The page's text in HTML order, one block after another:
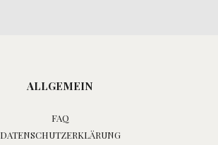
ALLGEMEIN
FAQ
DATENSCHUTZERKLÄRUNG